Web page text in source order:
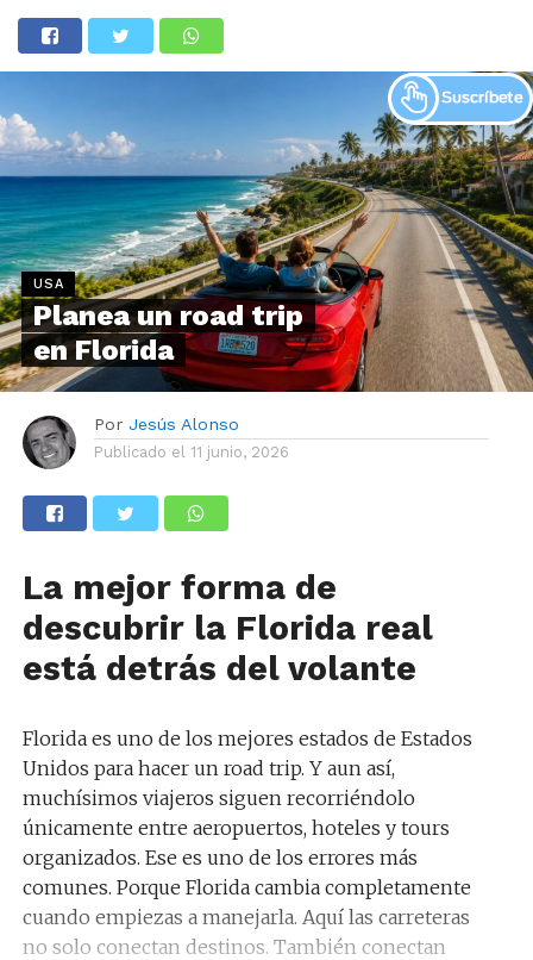
USA
Planea un road trip
en Florida
Por Jesús Alonso
Publicado el 11 junio, 2026
La mejor forma de
descubrir la Florida real
está detrás del volante
Florida es uno de los mejores estados de Estados
Unidos para hacer un road trip. Y aun así,
muchísimos viajeros siguen recorriéndolo
únicamente entre aeropuertos, hoteles y tours
organizados. Ese es uno de los errores más
comunes. Porque Florida cambia completamente
cuando empiezas a manejarla. Aquí las carreteras
no solo conectan destinos. También conectan